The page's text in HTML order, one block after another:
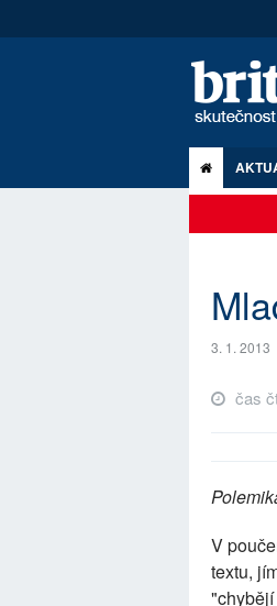
3. 1. 2013
čas
V
textu,